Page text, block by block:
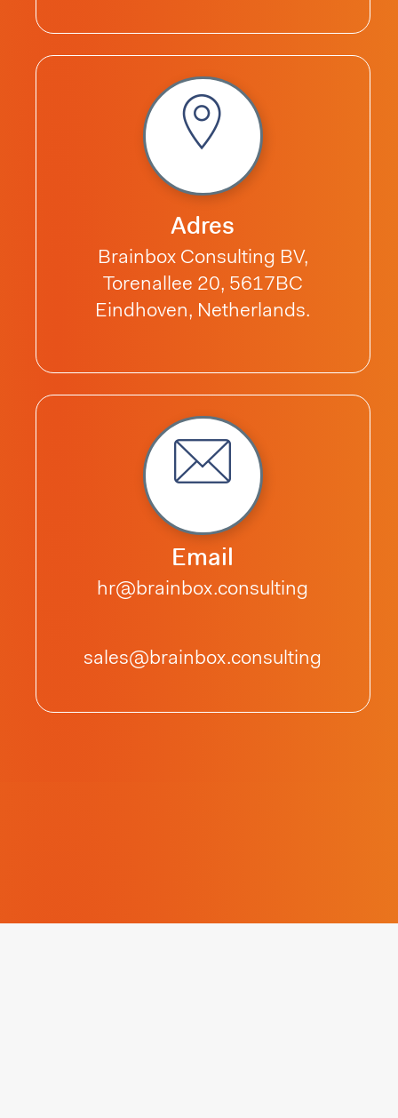
Adres
Brainbox Consulting BV,
Torenallee 20, 5617BC
Eindhoven, Netherlands.
Email
hr@brainbox.consulting
sales@brainbox.consulting